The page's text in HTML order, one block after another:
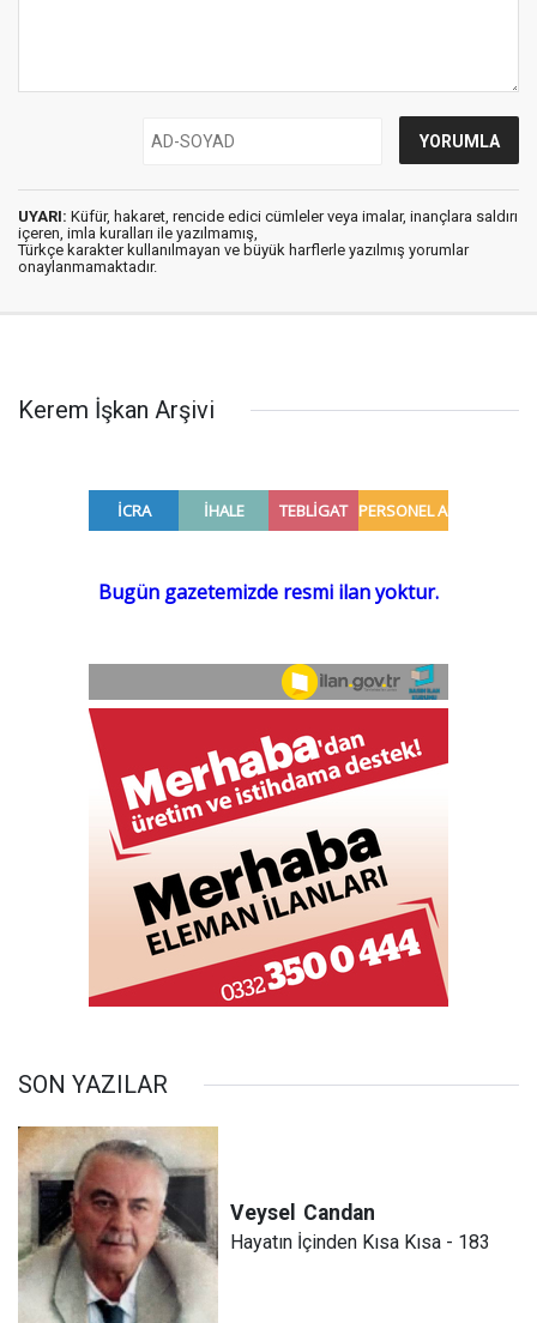
UYARI: Küfür, hakaret, rencide edici cümleler veya imalar, inançlara saldırı
içeren, imla kuralları ile yazılmamış,
Türkçe karakter kullanılmayan ve büyük harflerle yazılmış yorumlar
onaylanmamaktadır.
Kerem İşkan Arşivi
SON YAZILAR
Veysel Candan
Hayatın İçinden Kısa Kısa - 183